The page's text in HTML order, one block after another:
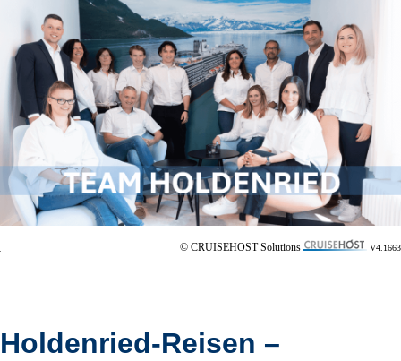
© CRUISEHOST Solutions V4.1663
Holdenried-Reisen –